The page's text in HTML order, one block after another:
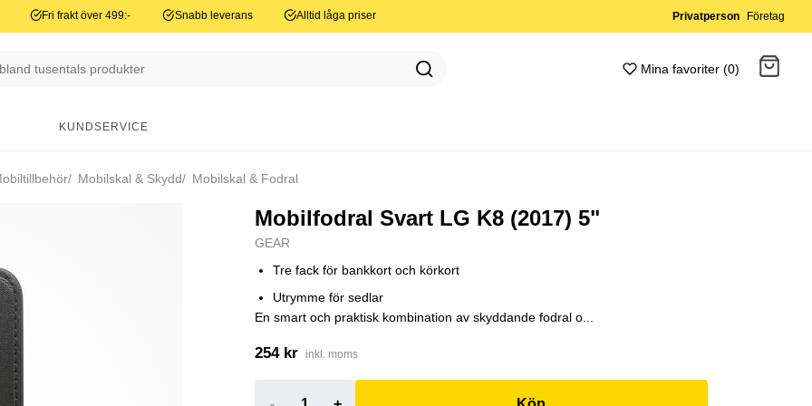
Fri frakt över 499:- Snabb leverans Alltid låga priser Privatperson Företag
Mina favoriter (0)
KUNDSERVICE
Mobilskal & Skydd Mobilskal & Fodral
Mobilfodral Svart LG K8 (2017) 5"
GEAR
Tre fack för bankkort och körkort
Utrymme för sedlar
En smart och praktisk kombination av skyddande fodral o...
254 kr inkl. moms